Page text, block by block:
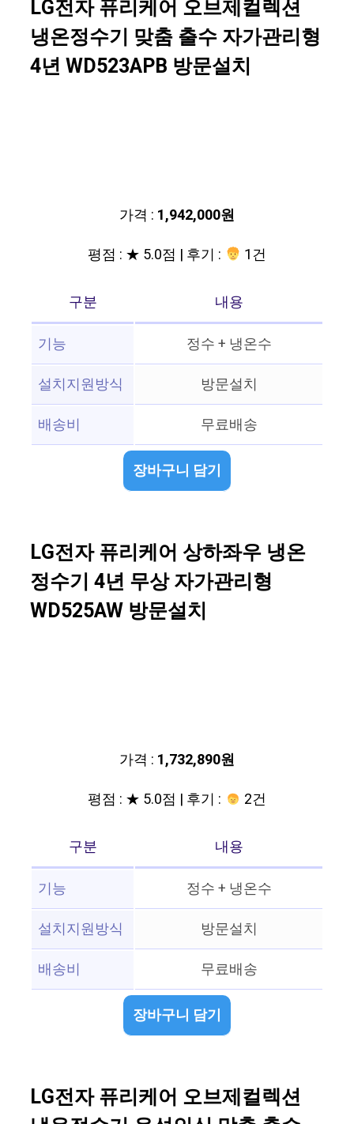
LG전자 퓨리케어 오브제컬렉션
냉온정수기 맞춤 출수 자가관리형
4년 WD523APB 방문설치
가격 : 1,942,000원
평점 : ★ 5.0점 | 후기 :
1건
구분
내용
기능
정수 + 냉온수
설치지원방식
방문설치
배송비
무료배송
장바구니 담기
LG전자 퓨리케어 상하좌우 냉온
정수기 4년 무상 자가관리형
WD525AW 방문설치
가격 : 1,732,890원
평점 : ★ 5.0점 | 후기 :
2건
구분
내용
기능
정수 + 냉온수
설치지원방식
방문설치
배송비
무료배송
장바구니 담기
LG전자 퓨리케어 오브제컬렉션